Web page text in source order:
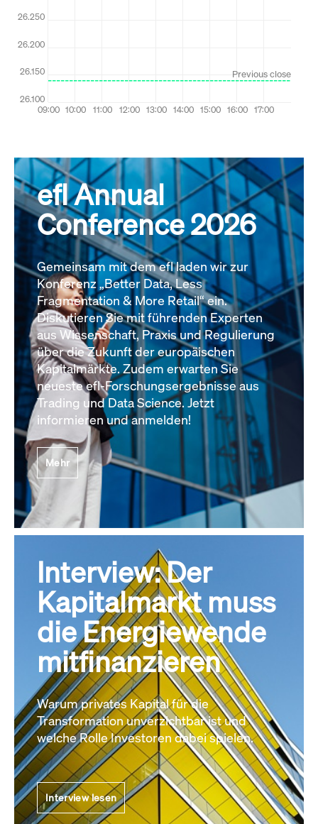
efl Annual
Conference 2026
Gemeinsam mit dem efl laden wir zur
Konferenz „Better Data, Less
Fragmentation & More Retail“ ein.
Diskutieren Sie mit führenden Experten
aus Wissenschaft, Praxis und Regulierung
über die Zukunft der europäischen
Kapitalmärkte. Zudem erwarten Sie
neueste efl-Forschungsergebnisse aus
Trading und Data Science. Jetzt
informieren und anmelden!
Mehr
Interview: Der
Kapitalmarkt muss
die Energiewende
mitfinanzieren
Warum privates Kapital für die
Transformation unverzichtbar ist und
welche Rolle Investoren dabei spielen.
Interview lesen